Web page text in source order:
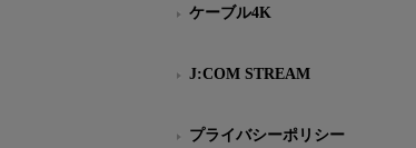
ケーブル4K
J:COM STREAM
プライバシーポリシー